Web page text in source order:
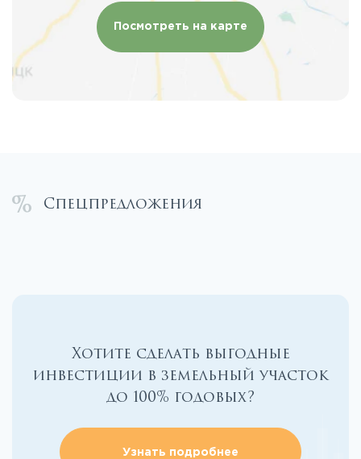
Посмотреть на карте
Спецпредложения
Хотите сделать выгодные
инвестиции в земельный участок
до 100% годовых?
Узнать подробнее